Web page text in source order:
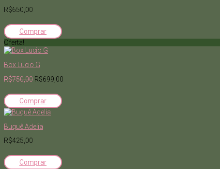
R$650,00
Comprar
Oferta!
Box Lucio G
R$750,00 R$699,00
Comprar
Buquê Adelia
R$425,00
Comprar